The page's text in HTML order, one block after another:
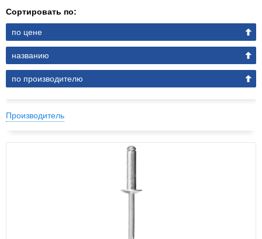
Сортировать по:
по цене
названию
по производителю
Производитель